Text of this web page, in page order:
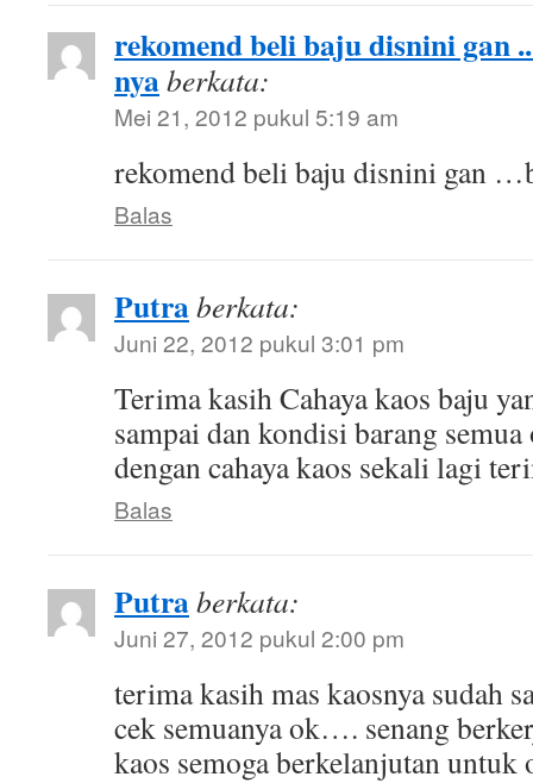
rekomend beli baju disnini gan
nyaberkata:
Mei 21, 2012 pukul 5:19 am
rekomend beli baju disnini gan
Balas
Putraberkata:
Juni 22, 2012 pukul 3:01 pm
Terima kasih Cahaya kaos baju
sampai dan kondisi barang
dengan cahaya kaos sekali lagi
Balas
Putraberkata:
Juni 27, 2012 pukul 2:00 pm
terima kasih mas kaosnya sudah
cek semuanya ok…. senang
kaos semoga berkelanjutan untuk